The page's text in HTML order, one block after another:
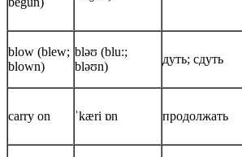
blow (blew;
blown)
bləʊ (blu:;
bləʊn)
дуть; сдуть
carry on ˈkæri ɒn продолжать